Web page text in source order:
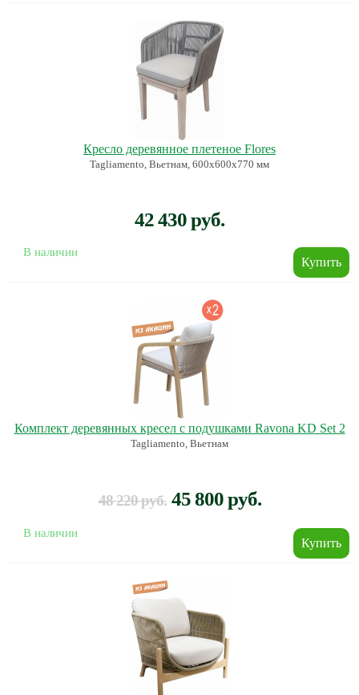
Кресло деревянное плетеное Flores
Tagliamento, Вьетнам, 600х600х770 мм
42 430 руб.
В наличии
Комплект деревянных кресел с подушками Ravona KD Set 2
Tagliamento, Вьетнам
48 220 руб. 45 800 руб.
В наличии